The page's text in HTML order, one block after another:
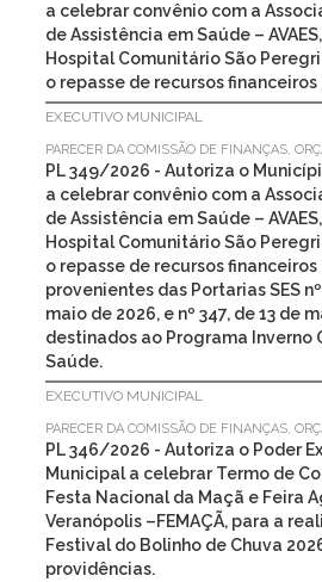
a celebrar convênio com a
de Assistência em Saúde –
Hospital Comunitário São
o repasse de recursos
EXECUTIVO MUNICIPAL
PARECER DA COMISSÃO DE FINANÇAS,
PL 349/2026 - Autoriza o
a celebrar convênio com a
de Assistência em Saúde –
Hospital Comunitário São
o repasse de recursos
provenientes das Portarias SES
maio de 2026, e nº 347, de 13 de
destinados ao Programa Inverno
Saúde.
EXECUTIVO MUNICIPAL
PARECER DA COMISSÃO DE FINANÇAS,
PL 346/2026 - Autoriza o Poder
Municipal a celebrar Termo de
Festa Nacional da Maçã e Feira
Veranópolis –FEMAÇÃ, para a
Festival do Bolinho de Chuva
providências.